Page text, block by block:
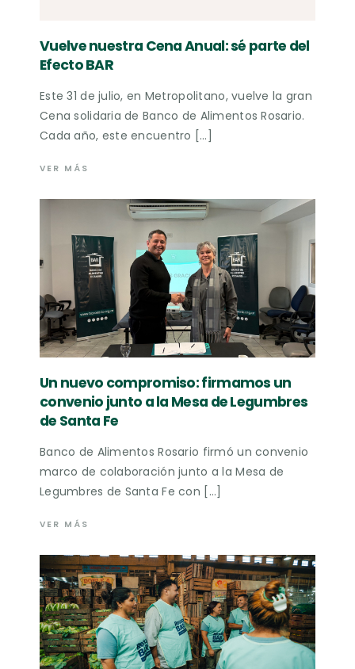
Vuelve nuestra Cena Anual: sé parte del
Efecto BAR
Este 31 de julio, en Metropolitano, vuelve la gran
Cena solidaria de Banco de Alimentos Rosario.
Cada año, este encuentro […]
VER MÁS
Un nuevo compromiso: firmamos un
convenio junto a la Mesa de Legumbres
de Santa Fe
Banco de Alimentos Rosario firmó un convenio
marco de colaboración junto a la Mesa de
Legumbres de Santa Fe con […]
VER MÁS